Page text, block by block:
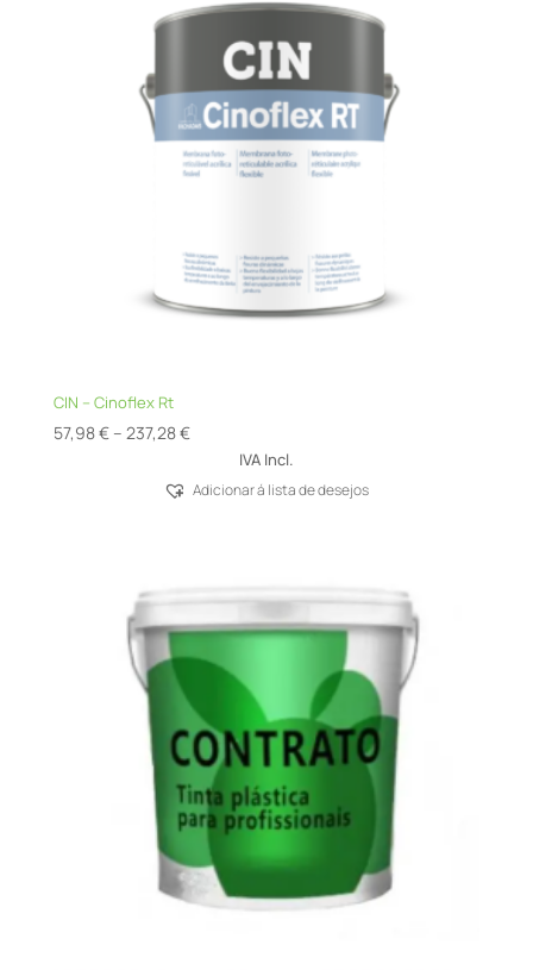
CIN – Cinoflex Rt
57,98€ – 237,28€Price
57,98 €
IVA Incl.
Adicionar á lista de desejos